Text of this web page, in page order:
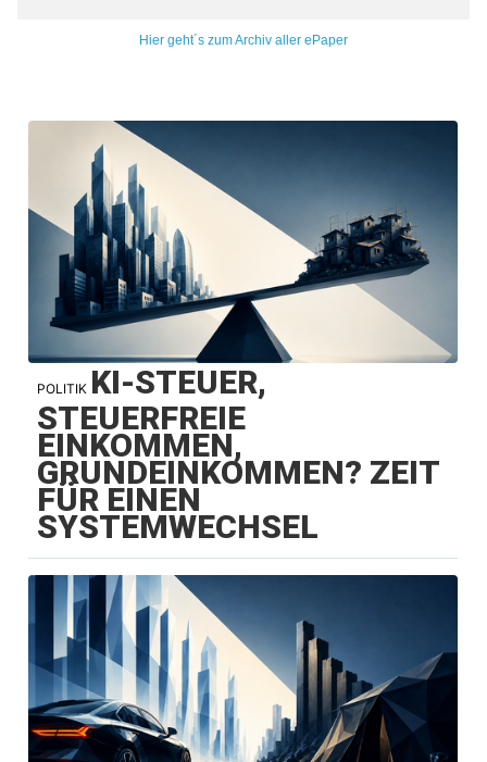
Hier geht´s zum Archiv aller ePaper
POLITIK KI-STEUER,
STEUERFREIE
EINKOMMEN,
GRUNDEINKOMMEN? ZEIT
FÜR EINEN
SYSTEMWECHSEL